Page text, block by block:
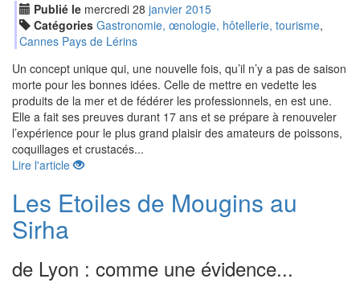
Publié le mercredi 28 janvier 2015
Catégories Gastronomie, œnologie, hôtellerie, tourisme,
Cannes Pays de Lérins
Un concept unique qui, une nouvelle fois, qu’il n’y a pas de saison
morte pour les bonnes idées. Celle de mettre en vedette les
produits de la mer et de fédérer les professionnels, en est une.
Elle a fait ses preuves durant 17 ans et se prépare à renouveler
l’expérience pour le plus grand plaisir des amateurs de poissons,
coquillages et crustacés...
Lire l'article
Les Etoiles de Mougins au
Sirha
de Lyon : comme une évidence...